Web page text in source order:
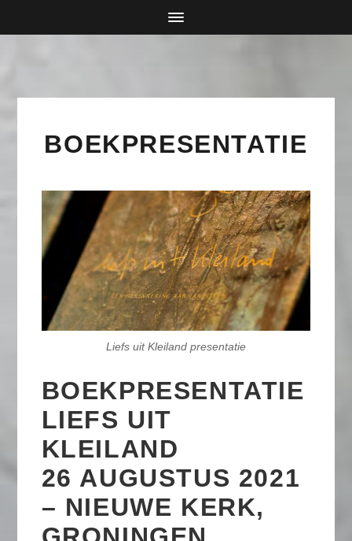
BOEKPRESENTATIE
Liefs uit Kleiland presentatie
BOEKPRESENTATIE
LIEFS UIT
KLEILAND
26 AUGUSTUS 2021
– NIEUWE KERK,